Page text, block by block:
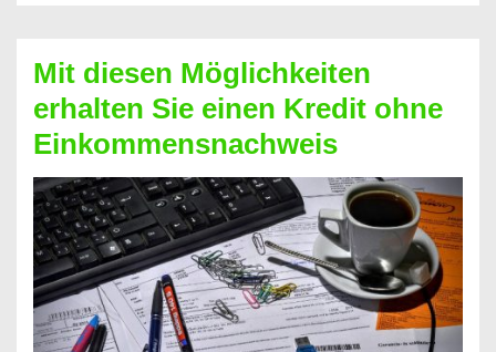
Mit diesen Möglichkeiten
erhalten Sie einen Kredit ohne
Einkommensnachweis